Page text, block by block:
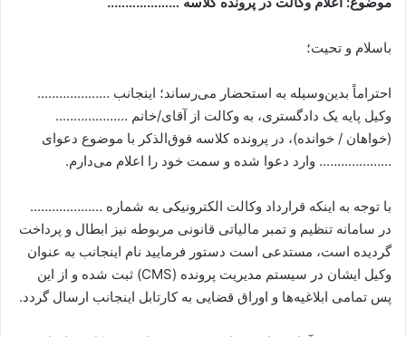
باسلام و تحیت؛
احتراماً بدین‌وسیله به استحضار می‌رساند؛ اینجانب ………………..
وکیل پایه یک دادگستری، به وکالت از آقای/خانم ………………..
(خواهان / خوانده)، در پرونده کلاسه فوق‌الذکر با موضوع دعوای
……………….. وارد دعوا شده و سمت خود را اعلام می‌دارم.
با توجه به اینکه قرارداد وکالت الکترونیکی به شماره ………………..
در سامانه تنظیم و تمبر مالیاتی قانونی مربوطه نیز ابطال و پرداخت
گردیده است، مستدعی است دستور فرمایید نام اینجانب به عنوان
وکیل ایشان در سیستم مدیریت پرونده (CMS) ثبت شده و از این
پس تمامی ابلاغیه‌ها و اوراق قضایی به کارتابل اینجانب ارسال گردد.